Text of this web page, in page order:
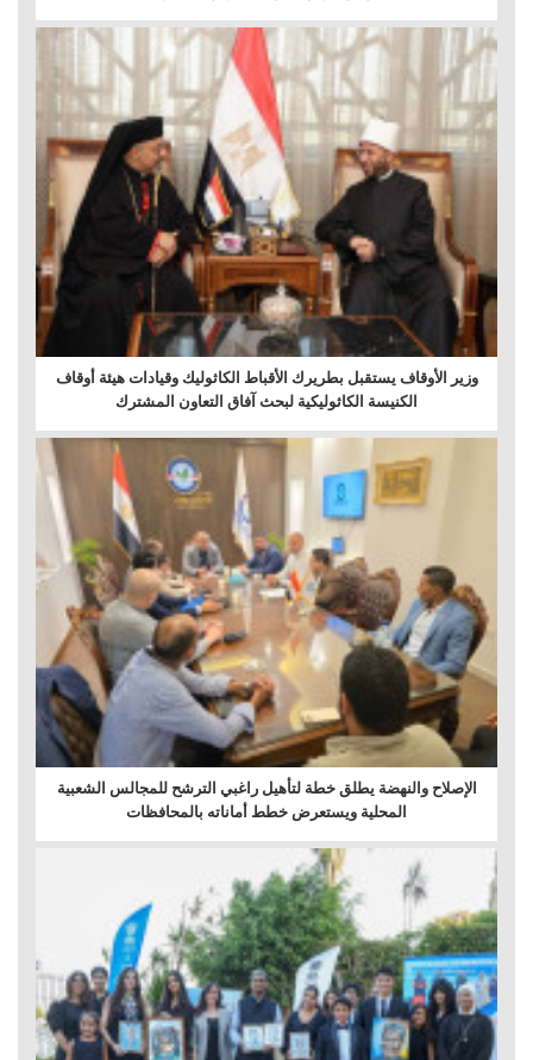
وزير الأوقاف يستقبل بطريرك الأقباط الكاثوليك وقيادات هيئة أوقاف
الكنيسة الكاثوليكية لبحث آفاق التعاون المشترك
الإصلاح والنهضة يطلق خطة لتأهيل راغبي الترشح للمجالس الشعبية
المحلية ويستعرض خطط أماناته بالمحافظات